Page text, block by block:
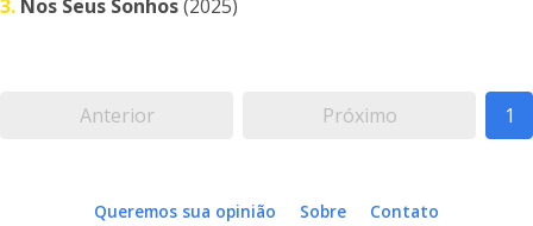
3. Nos Seus Sonhos(2025)
Anterior Próximo 1
Queremos sua opinião Sobre Contato